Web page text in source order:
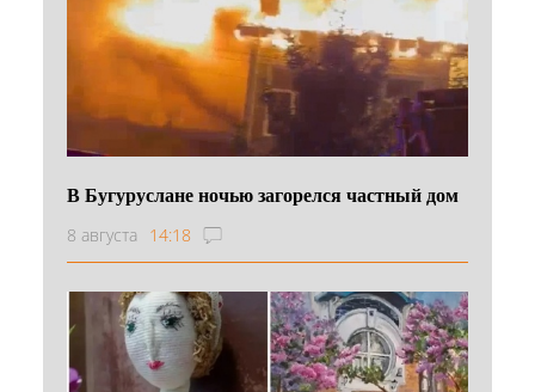
В Бугуруслане ночью загорелся частный дом
8 августа 14:18